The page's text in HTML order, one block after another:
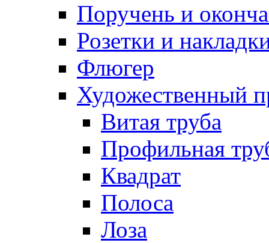
Поручень и
Розетки и
Флюгер
Художественный
Витая труба
Профильная
Квадрат
Полоса
Лоза